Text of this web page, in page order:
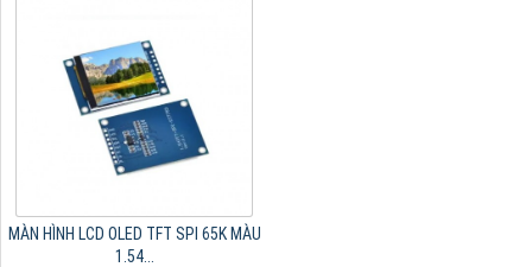
MÀN HÌNH LCD OLED TFT SPI 65K MÀU
1.54...